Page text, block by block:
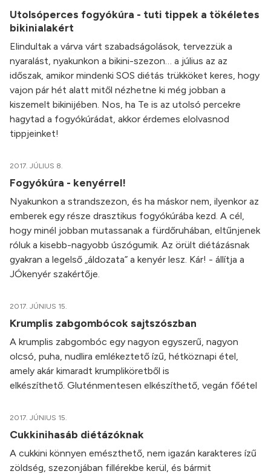
Utolsóperces fogyókúra - tuti tippek a tökéletes
bikinialakért
Elindultak a várva várt szabadságolások, tervezzük a
nyaralást, nyakunkon a bikini-szezon… a július az az
időszak, amikor mindenki SOS diétás trükköket keres, hogy
vajon pár hét alatt mitől nézhetne ki még jobban a
kiszemelt bikinijében. Nos, ha Te is az utolsó percekre
hagytad a fogyókúrádat, akkor érdemes elolvasnod
tippjeinket!
2017. JÚLIUS 8.
Fogyókúra - kenyérrel!
Nyakunkon a strandszezon, és ha máskor nem, ilyenkor az
emberek egy része drasztikus fogyókúrába kezd. A cél,
hogy minél jobban mutassanak a fürdőruhában, eltűnjenek
róluk a kisebb-nagyobb úszógumik. Az örült diétázásnak
gyakran a legelső „áldozata” a kenyér lesz. Kár! - állítja a
JÓkenyér szakértője.
2017. JÚNIUS 15.
Krumplis zabgombócok sajtszószban
A krumplis zabgombóc egy nagyon egyszerű, nagyon
olcsó, puha, nudlira emlékeztető ízű, hétköznapi étel,
amely akár kimaradt krumpliköretből is
elkészíthető. Gluténmentesen elkészíthető, vegán főétel
2017. JÚNIUS 15.
Cukkinihasáb diétázóknak
A cukkini könnyen emészthető, nem igazán karakteres ízű
zöldség, szezonjában fillérekbe kerül, és bármit